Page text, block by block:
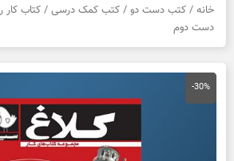
خانه / کتب دست دو / کتب کمک درسی / کتاب کار
دست دوم
-30%